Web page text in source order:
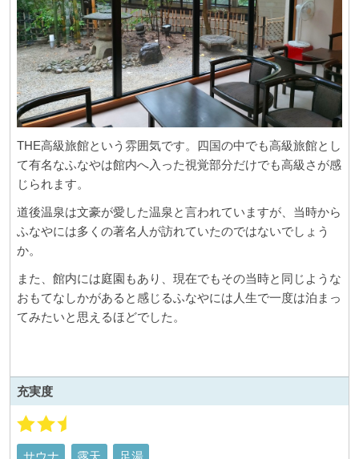
THE高級旅館という雰囲気です。四国の中でも高級旅館とし
て有名なふなやは館内へ入った視覚部分だけでも高級さが感
じられます。
道後温泉は文豪が愛した温泉と言われていますが、当時から
ふなやには多くの著名人が訪れていたのではないでしょう
か。
また、館内には庭園もあり、現在でもその当時と同じような
おもてなしかがあると感じるふなやには人生で一度は泊まっ
てみたいと思えるほどでした。
充実度
サウナ 露天 足湯